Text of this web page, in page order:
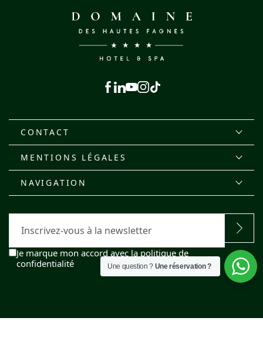
CONTACT
MENTIONS LÉGALES
NAVIGATION
RGPD
Je marque mon accord avec la politique de
confidentialité
E-
mail
Une question ? Une réservation ?